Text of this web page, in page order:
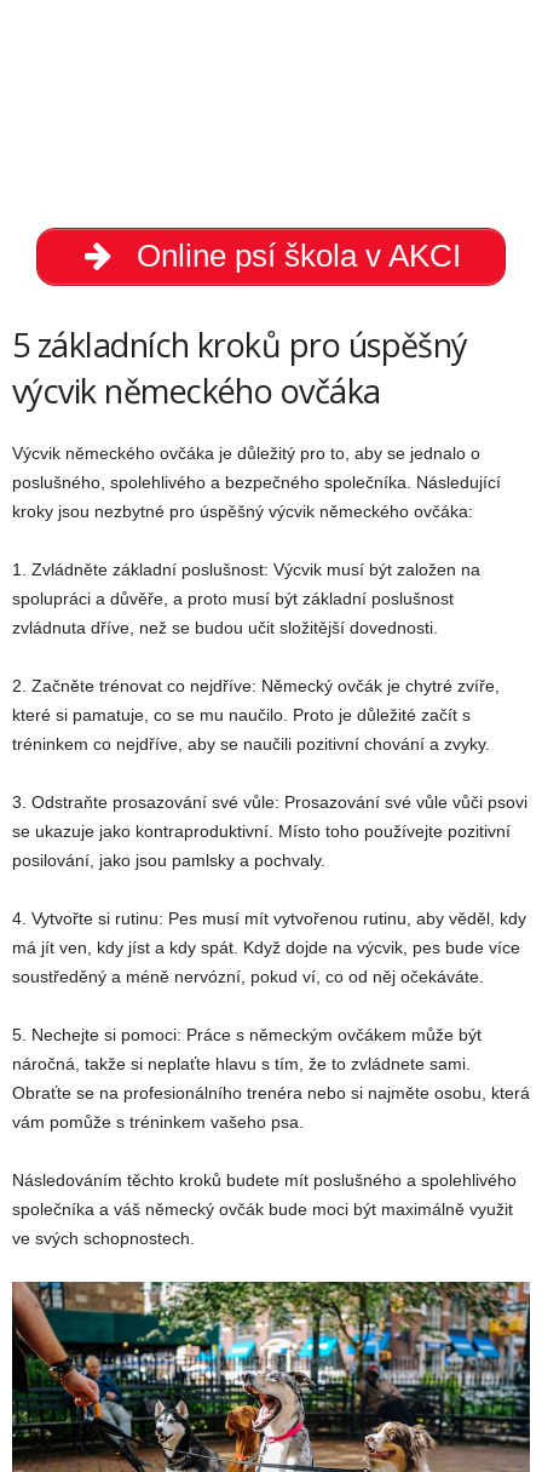
Online psí škola v AKCI
5 základních kroků pro úspěšný
výcvik německého ovčáka
Výcvik německého ovčáka je důležitý pro to, aby se jednalo o
poslušného, spolehlivého a bezpečného společníka. Následující
kroky jsou nezbytné pro úspěšný výcvik německého ovčáka:
1. Zvládněte základní poslušnost: Výcvik musí být založen na
spolupráci a důvěře, a proto musí být základní poslušnost
zvládnuta dříve, než se budou učit složitější dovednosti.
2. Začněte trénovat co nejdříve: Německý ovčák je chytré zvíře,
které si pamatuje, co se mu naučilo. Proto je důležité začít s
tréninkem co nejdříve, aby se naučili pozitivní chování a zvyky.
3. Odstraňte prosazování své vůle: Prosazování své vůle vůči psovi
se ukazuje jako kontraproduktivní. Místo toho používejte pozitivní
posilování, jako jsou pamlsky a pochvaly.
4. Vytvořte si rutinu: Pes musí mít vytvořenou rutinu, aby věděl, kdy
má jít ven, kdy jíst a kdy spát. Když dojde na výcvik, pes bude více
soustředěný a méně nervózní, pokud ví, co od něj očekáváte.
5. Nechejte si pomoci: Práce s německým ovčákem může být
náročná, takže si neplaťte hlavu s tím, že to zvládnete sami.
Obraťte se na profesionálního trenéra nebo si najměte osobu, která
vám pomůže s tréninkem vašeho psa.
Následováním těchto kroků budete mít poslušného a spolehlivého
společníka a váš německý ovčák bude moci být maximálně využit
ve svých schopnostech.